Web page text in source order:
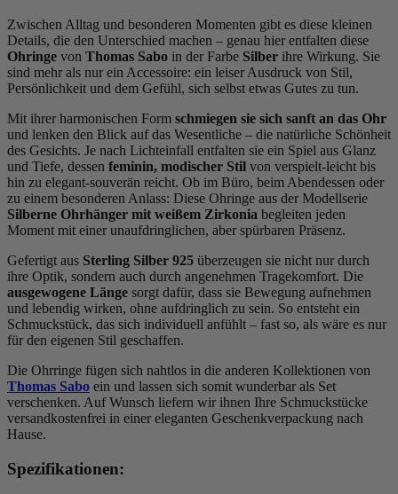
Zwischen Alltag und besonderen Momenten gibt es diese kleinen
Details, die den Unterschied machen – genau hier entfalten diese
Ohringe von Thomas Sabo in der Farbe Silber ihre Wirkung. Sie
sind mehr als nur ein Accessoire: ein leiser Ausdruck von Stil,
Persönlichkeit und dem Gefühl, sich selbst etwas Gutes zu tun.
Mit ihrer harmonischen Form schmiegen sie sich sanft an das Ohr
und lenken den Blick auf das Wesentliche – die natürliche Schönheit
des Gesichts. Je nach Lichteinfall entfalten sie ein Spiel aus Glanz
und Tiefe, dessen feminin, modischer Stil von verspielt-leicht bis
hin zu elegant-souverän reicht. Ob im Büro, beim Abendessen oder
zu einem besonderen Anlass: Diese Ohringe aus der Modellserie
Silberne Ohrhänger mit weißem Zirkonia begleiten jeden
Moment mit einer unaufdringlichen, aber spürbaren Präsenz.
Gefertigt aus Sterling Silber 925 überzeugen sie nicht nur durch
ihre Optik, sondern auch durch angenehmen Tragekomfort. Die
ausgewogene Länge sorgt dafür, dass sie Bewegung aufnehmen
und lebendig wirken, ohne aufdringlich zu sein. So entsteht ein
Schmuckstück, das sich individuell anfühlt – fast so, als wäre es nur
für den eigenen Stil geschaffen.
Die Ohrringe fügen sich nahtlos in die anderen Kollektionen von
Thomas Sabo ein und lassen sich somit wunderbar als Set
verschenken. Auf Wunsch liefern wir ihnen Ihre Schmuckstücke
versandkostenfrei in einer eleganten Geschenkverpackung nach
Hause.
Spezifikationen: